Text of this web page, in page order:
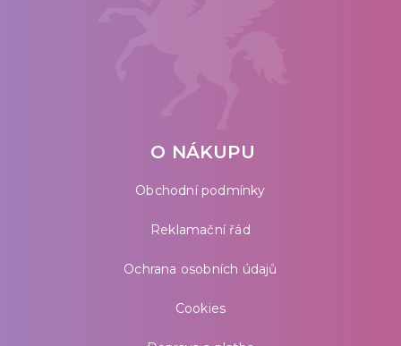
O NÁKUPU
Obchodní podmínky
Reklamační řád
Ochrana osobních údajů
Cookies